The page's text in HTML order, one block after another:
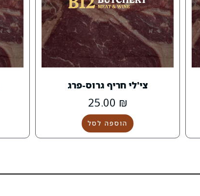
צי'לי חריף גרוס-פרג
25.00 ₪
הוספה לסל